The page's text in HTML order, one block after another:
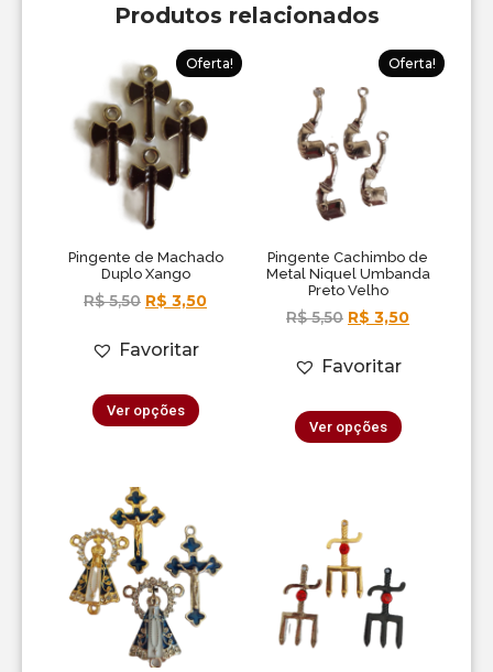
Produtos relacionados
Oferta!
Pingente de Machado
Duplo Xango
R$5,50 R$ 3,50
Favoritar
Ver opções
Oferta!
Pingente Cachimbo de
Metal Niquel Umbanda
Preto Velho
R$5,50 R$ 3,50
Favoritar
Ver opções